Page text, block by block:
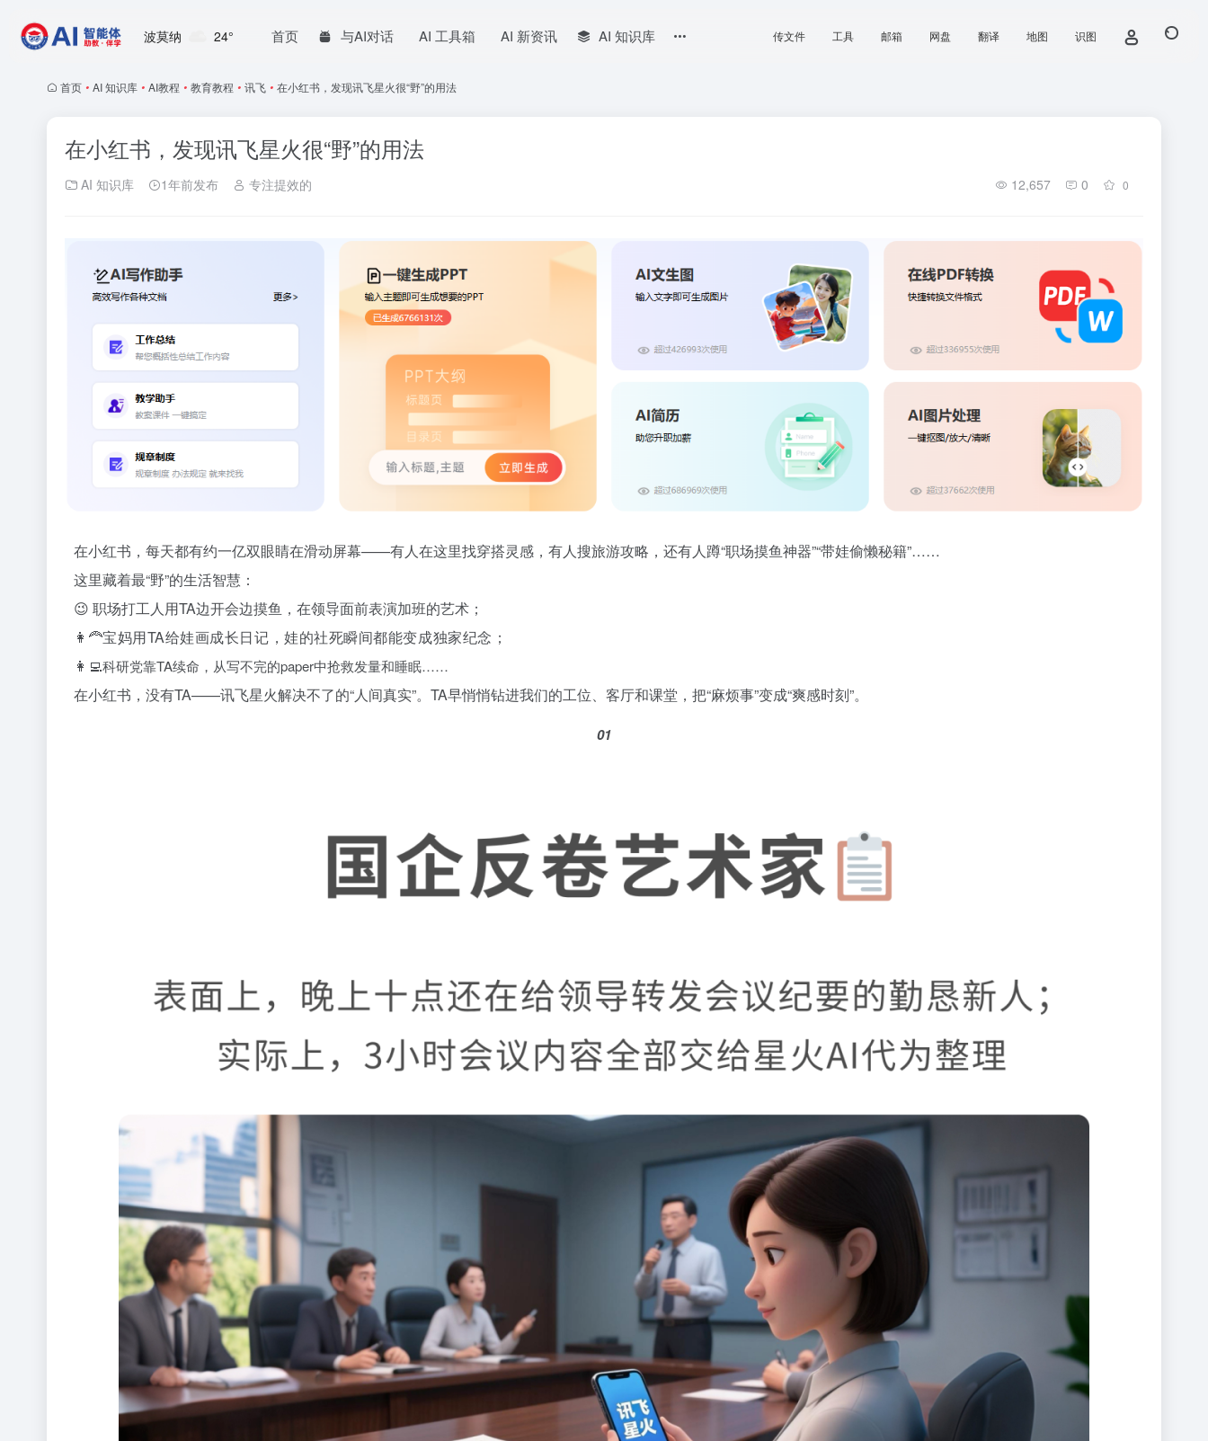
波莫纳 24° 首页 与AI对话 AI 工具箱 AI 新资讯 AI 知识库 传文件 工具 邮箱 网盘 翻译 地图 识图
首页 • AI 知识库 • AI教程 • 教育教程 • 讯飞 • 在小红书，发现讯飞星火很“野”的用法
在小红书，发现讯飞星火很“野”的用法
AI 知识库 1年前发布 专注提效的 12,657 0 0
在小红书，每天都有约一亿双眼睛在滑动屏幕——有人在这里找穿搭灵感，有人搜旅游攻略，还有人蹲“职场摸鱼神器”“带娃偷懒秘籍”……
这里藏着最“野”的生活智慧：
😉 职场打工人用TA边开会边摸鱼，在领导面前表演加班的艺术；
👩‍🦰宝妈用TA给娃画成长日记，娃的社死瞬间都能变成独家纪念；
👩‍💻科研党靠TA续命，从写不完的paper中抢救发量和睡眠……
在小红书，没有TA——讯飞星火解决不了的“人间真实”。TA早悄悄钻进我们的工位、客厅和课堂，把“麻烦事”变成“爽感时刻”。
01